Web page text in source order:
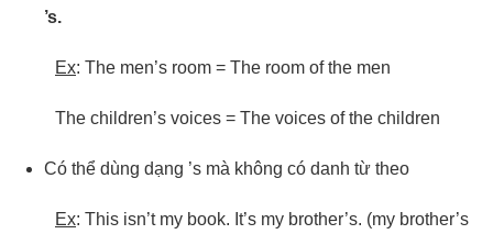
’s.
Ex: The men’s room = The room of the men
The children’s voices = The voices of the children
Có thể dùng dạng ’s mà không có danh từ theo
Ex: This isn’t my book. It’s my brother’s. (my brother’s